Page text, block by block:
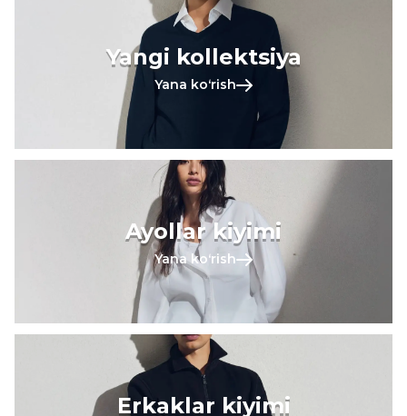
Yangi kollektsiya
Yana koʻrish
Ayollar kiyimi
Yana koʻrish
Erkaklar kiyimi